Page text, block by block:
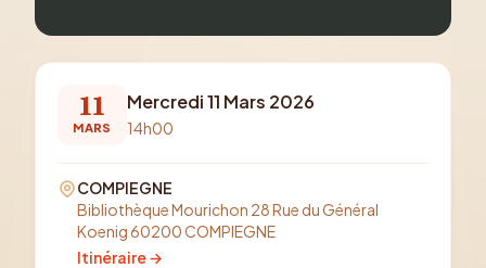
11
MARS
Mercredi 11 Mars 2026
14h00
COMPIEGNE
Bibliothèque Mourichon 28 Rue du Général
Koenig 60200 COMPIEGNE
Itinéraire →